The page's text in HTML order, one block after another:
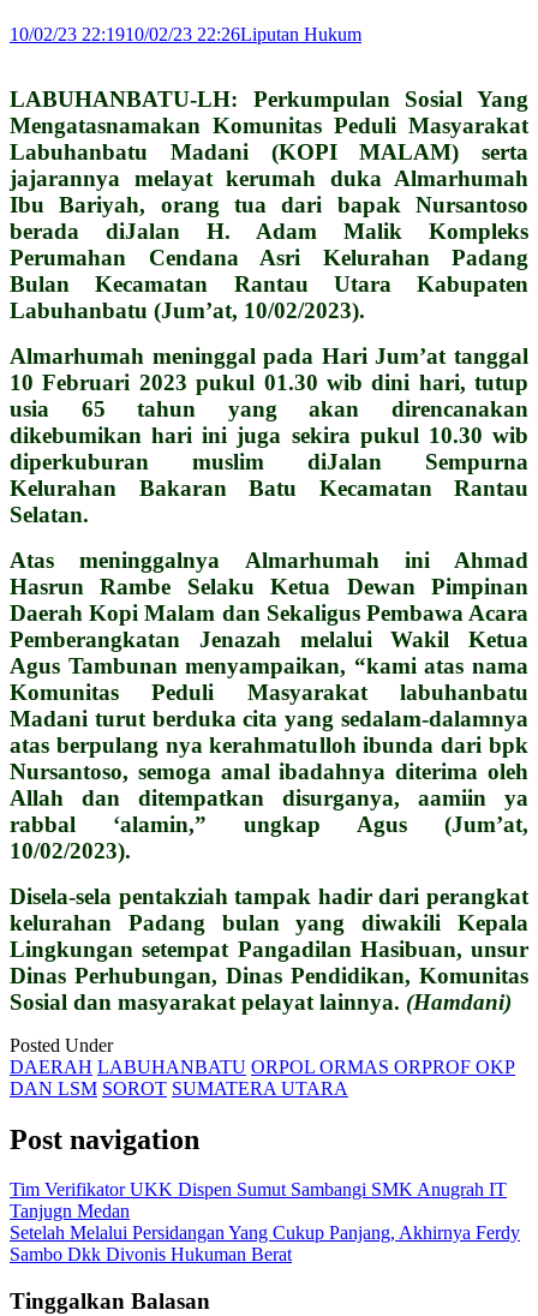
10/02/23 22:1910/02/23 22:26Liputan Hukum
LABUHANBATU-LH: Perkumpulan Sosial Yang
Mengatasnamakan Komunitas Peduli Masyarakat
Labuhanbatu Madani (KOPI MALAM) serta
jajarannya melayat kerumah duka Almarhumah
Ibu Bariyah, orang tua dari bapak Nursantoso
berada diJalan H. Adam Malik Kompleks
Perumahan Cendana Asri Kelurahan Padang
Bulan Kecamatan Rantau Utara Kabupaten
Labuhanbatu (Jum’at, 10/02/2023).
Almarhumah meninggal pada Hari Jum’at tanggal
10 Februari 2023 pukul 01.30 wib dini hari, tutup
usia 65 tahun yang akan direncanakan
dikebumikan hari ini juga sekira pukul 10.30 wib
diperkuburan muslim diJalan Sempurna
Kelurahan Bakaran Batu Kecamatan Rantau
Selatan.
Atas meninggalnya Almarhumah ini Ahmad
Hasrun Rambe Selaku Ketua Dewan Pimpinan
Daerah Kopi Malam dan Sekaligus Pembawa Acara
Pemberangkatan Jenazah melalui Wakil Ketua
Agus Tambunan menyampaikan, “kami atas nama
Komunitas Peduli Masyarakat labuhanbatu
Madani turut berduka cita yang sedalam-dalamnya
atas berpulang nya kerahmatulloh ibunda dari bpk
Nursantoso, semoga amal ibadahnya diterima oleh
Allah dan ditempatkan disurganya, aamiin ya
rabbal ‘alamin,” ungkap Agus (Jum’at,
10/02/2023).
Disela-sela pentakziah tampak hadir dari perangkat
kelurahan Padang bulan yang diwakili Kepala
Lingkungan setempat Pangadilan Hasibuan, unsur
Dinas Perhubungan, Dinas Pendidikan, Komunitas
Sosial dan masyarakat pelayat lainnya. (Hamdani)
Posted Under
DAERAH LABUHANBATU ORPOL ORMAS ORPROF OKP
DAN LSM SOROT SUMATERA UTARA
Post navigation
Tim Verifikator UKK Dispen Sumut Sambangi SMK Anugrah IT
Tanjugn Medan
Setelah Melalui Persidangan Yang Cukup Panjang, Akhirnya Ferdy
Sambo Dkk Divonis Hukuman Berat
Tinggalkan Balasan